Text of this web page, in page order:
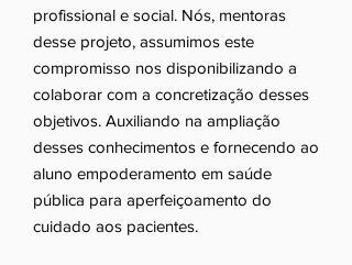
profissional e social. Nós, mentoras
desse projeto, assumimos este
compromisso nos disponibilizando a
colaborar com a concretização desses
objetivos. Auxiliando na ampliação
desses conhecimentos e fornecendo ao
aluno empoderamento em saúde
pública para aperfeiçoamento do
cuidado aos pacientes.